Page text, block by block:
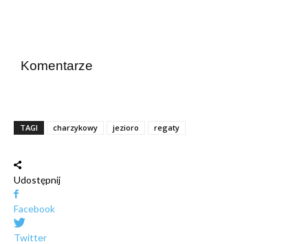
Komentarze
TAGI charzykowy jezioro regaty
Udostępnij
Facebook
Twitter